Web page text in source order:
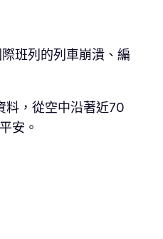
班列的列車崩潰、編
料，從空中沿著近70
安。